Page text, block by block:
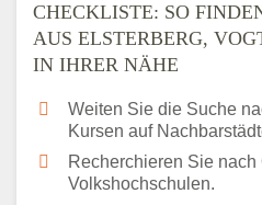
CHECKLISTE: SO
AUS ELSTERBERG,
IN IHRER NÄHE
Weiten Sie die Suche
Kursen auf
Recherchieren Sie
Volkshochschulen.